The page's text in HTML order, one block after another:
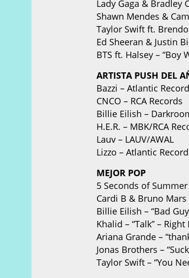
Lady Gaga & Bradley
Shawn Mendes &
Taylor Swift ft.
Ed Sheeran & Justin
BTS ft. Halsey – “Boy
ARTISTA PUSH DEL
Bazzi – Atlantic
CNCO – RCA Records
Billie Eilish –
H.E.R. – MBK/RCA
Lauv – LAUV/AWAL
Lizzo – Atlantic
MEJOR POP
5 Seconds of Summer
Cardi B & Bruno Mars
Billie Eilish – “Bad
Khalid – “Talk” –
Ariana Grande –
Jonas Brothers –
Taylor Swift – “You